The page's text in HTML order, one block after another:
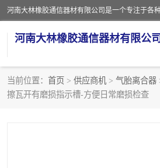
河南大林橡胶通信器材有限公司
当前位置： 首页 > 供应商机 > 气胎离合器
擦瓦开有磨损指示槽-方便日常磨损检查